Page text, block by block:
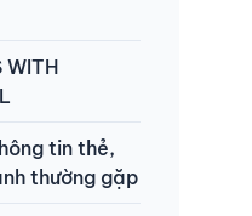
WITH
tin thẻ,
thường gặp